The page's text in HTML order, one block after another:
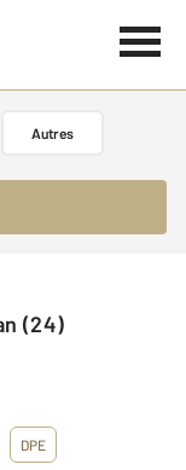
Autres
(24)
DPE